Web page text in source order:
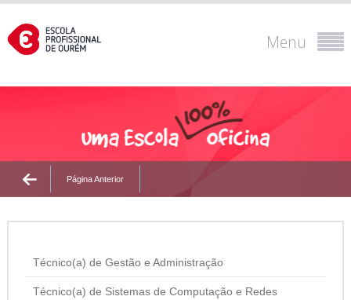
Menu
Página Anterior
Técnico(a) de Gestão e Administração
Técnico(a) de Sistemas de Computação e Redes